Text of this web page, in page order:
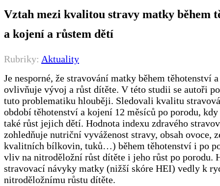
Vztah mezi kvalitou stravy matky během
a kojení a růstem dětí
Rubriky: Aktuality
Je nesporné, že stravování matky během těhotenství
ovlivňuje vývoj a růst dítěte. V této studii se autoři
tuto problematiku hlouběji. Sledovali kvalitu
období těhotenství a kojení 12 měsíců po porodu,
také růst jejich dětí. Hodnota indexu zdravého
zohledňuje nutriční vyváženost stravy, obsah ovoce,
kvalitních bílkovin, tuků…) během těhotenství i po
vliv na nitroděložní růst dítěte i jeho růst po porodu.
stravovací návyky matky (nižší skóre HEI) vedly k
nitroděložnímu růstu dítěte.